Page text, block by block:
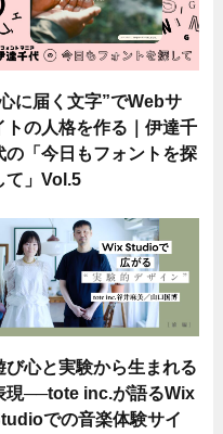
に届く文字”でWebサ
トの人格を作る｜伊達千
の「今日もフォントを探
て」Vol.5
び心と実験から生まれる
現──tote inc.が語るWix
での音楽体験サイ